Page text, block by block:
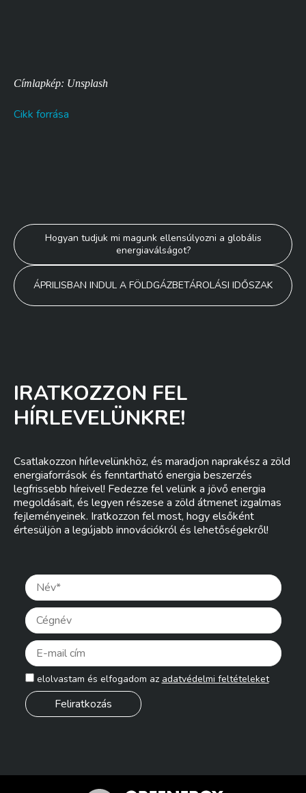
Címlapkép: Unsplash
Cikk forrása
Bejegyzés
navigáció
Hogyan tudjuk mi magunk ellensúlyozni a globális
energiaválságot?
ÁPRILISBAN INDUL A FÖLDGÁZBETÁROLÁSI IDŐSZAK
IRATKOZZON FEL
HÍRLEVELÜNKRE!
Csatlakozzon hírlevelünkhöz, és maradjon naprakész a zöld
energiaforrások és fenntartható energia beszerzés
legfrissebb híreivel! Fedezze fel velünk a jövő energia
megoldásait, és legyen részese a zöld átmenet izgalmas
fejleményeinek. Iratkozzon fel most, hogy elsőként
értesüljön a legújabb innovációkról és lehetőségekről!
elolvastam és elfogadom az adatvédelmi feltételeket